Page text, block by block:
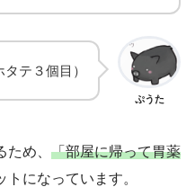
ぷうた
テ３個目）
め、 「部屋に帰って胃薬
トになっています。